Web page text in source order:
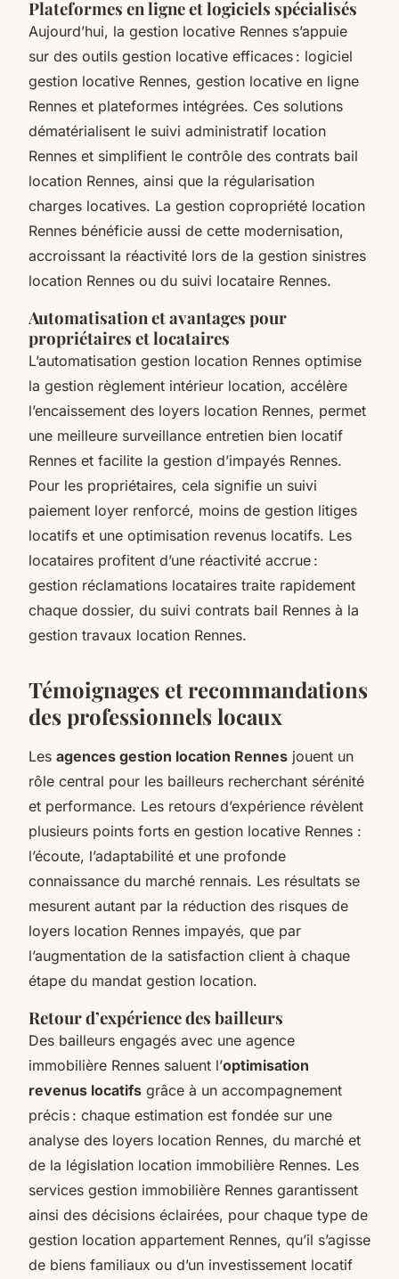
Plateformes en ligne et logiciels spécialisés
Aujourd’hui, la gestion locative Rennes s’appuie
sur des outils gestion locative efficaces : logiciel
gestion locative Rennes, gestion locative en ligne
Rennes et plateformes intégrées. Ces solutions
dématérialisent le suivi administratif location
Rennes et simplifient le contrôle des contrats bail
location Rennes, ainsi que la régularisation
charges locatives. La gestion copropriété location
Rennes bénéficie aussi de cette modernisation,
accroissant la réactivité lors de la gestion sinistres
location Rennes ou du suivi locataire Rennes.
Automatisation et avantages pour
propriétaires et locataires
L’automatisation gestion location Rennes optimise
la gestion règlement intérieur location, accélère
l’encaissement des loyers location Rennes, permet
une meilleure surveillance entretien bien locatif
Rennes et facilite la gestion d’impayés Rennes.
Pour les propriétaires, cela signifie un suivi
paiement loyer renforcé, moins de gestion litiges
locatifs et une optimisation revenus locatifs. Les
locataires profitent d’une réactivité accrue :
gestion réclamations locataires traite rapidement
chaque dossier, du suivi contrats bail Rennes à la
gestion travaux location Rennes.
Témoignages et recommandations
des professionnels locaux
Les agences gestion location Rennes jouent un
rôle central pour les bailleurs recherchant sérénité
et performance. Les retours d’expérience révèlent
plusieurs points forts en gestion locative Rennes :
l’écoute, l’adaptabilité et une profonde
connaissance du marché rennais. Les résultats se
mesurent autant par la réduction des risques de
loyers location Rennes impayés, que par
l’augmentation de la satisfaction client à chaque
étape du mandat gestion location.
Retour d’expérience des bailleurs
Des bailleurs engagés avec une agence
immobilière Rennes saluent l’optimisation
revenus locatifs grâce à un accompagnement
précis : chaque estimation est fondée sur une
analyse des loyers location Rennes, du marché et
de la législation location immobilière Rennes. Les
services gestion immobilière Rennes garantissent
ainsi des décisions éclairées, pour chaque type de
gestion location appartement Rennes, qu’il s’agisse
de biens familiaux ou d’un investissement locatif